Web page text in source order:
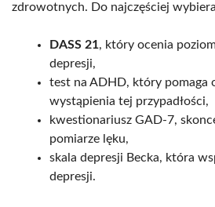
zdrowotnych. Do najczęściej
DASS 21, który ocenia
depresji,
test na ADHD, który pomaga
wystąpienia tej przypadłości,
kwestionariusz GAD-7,
pomiarze lęku,
skala depresji Becka, która
depresji.